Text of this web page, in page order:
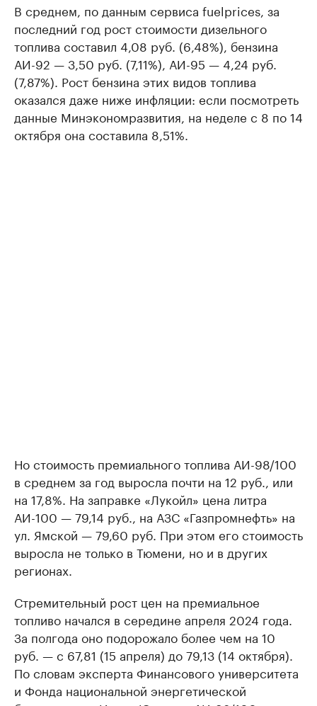
В среднем, по данным сервиса fuelprices, за
последний год рост стоимости дизельного
топлива составил 4,08 руб. (6,48%), бензина
АИ-92 — 3,50 руб. (7,11%), АИ-95 — 4,24 руб.
(7,87%). Рост бензина этих видов топлива
оказался даже ниже инфляции: если посмотреть
данные Минэкономразвития, на неделе с 8 по 14
октября она составила 8,51%.
Но стоимость премиального топлива АИ-98/100
в среднем за год выросла почти на 12 руб., или
на 17,8%. На заправке «Лукойл» цена литра
АИ-100 — 79,14 руб., на АЗС «Газпромнефть» на
ул. Ямской — 79,60 руб. При этом его стоимость
выросла не только в Тюмени, но и в других
регионах.
Стремительный рост цен на премиальное
топливо начался в середине апреля 2024 года.
За полгода оно подорожало более чем на 10
руб. — с 67,81 (15 апреля) до 79,13 (14 октября).
По словам эксперта Финансового университета
и Фонда национальной энергетической